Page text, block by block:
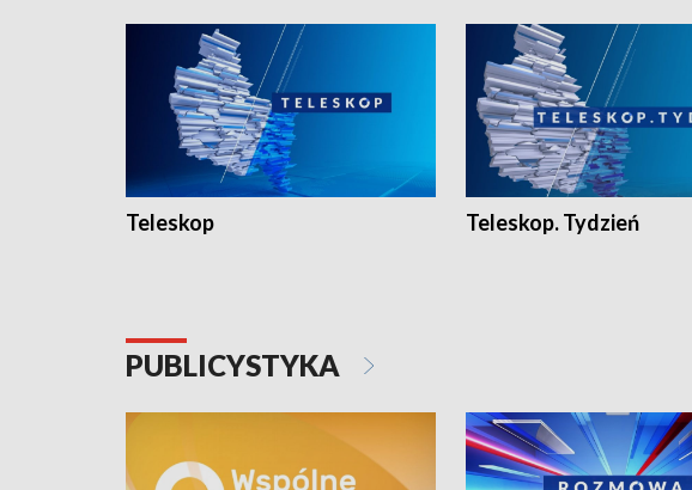
Teleskop Teleskop. Tydzień
PUBLICYSTYKA